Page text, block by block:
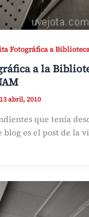
Fotográfica a
a la
13 abril, 2010
que tenía
blog es el post de la